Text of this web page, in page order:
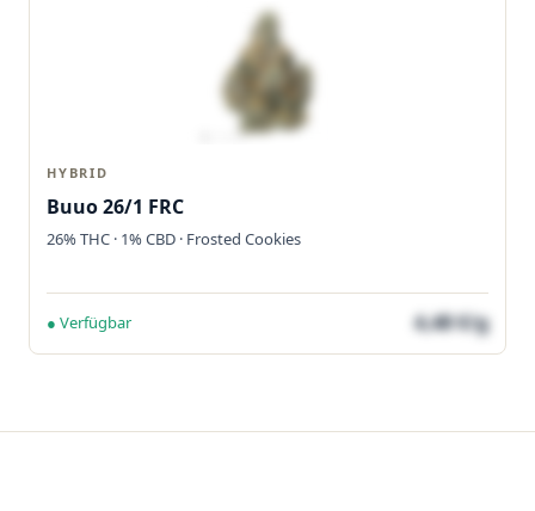
HYBRID
Buuo 26/1 FRC
26% THC · 1% CBD · Frosted Cookies
● Verfügbar 4,48 €/g